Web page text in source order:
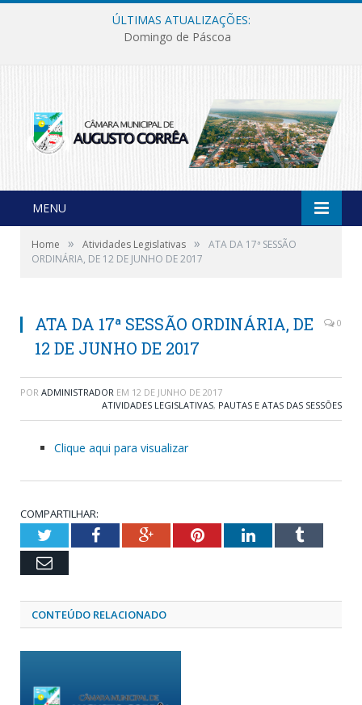
ÚLTIMAS ATUALIZAÇÕES:
Domingo de Páscoa
MENU
Home » Atividades Legislativas »
ATA DA 17ª SESSÃO
ORDINÁRIA, DE 12 DE JUNHO DE 2017
ATA DA 17ª SESSÃO ORDINÁRIA, DE
12 DE JUNHO DE 2017
0
POR ADMINISTRADOR EM 12 DE JUNHO DE 2017
ATIVIDADES LEGISLATIVAS, PAUTAS E ATAS DAS SESSÕES
Clique aqui para visualizar
COMPARTILHAR:
TwitterFacebookGoogle+PinterestLinkedInTumblr
Email
CONTEÚDO RELACIONADO